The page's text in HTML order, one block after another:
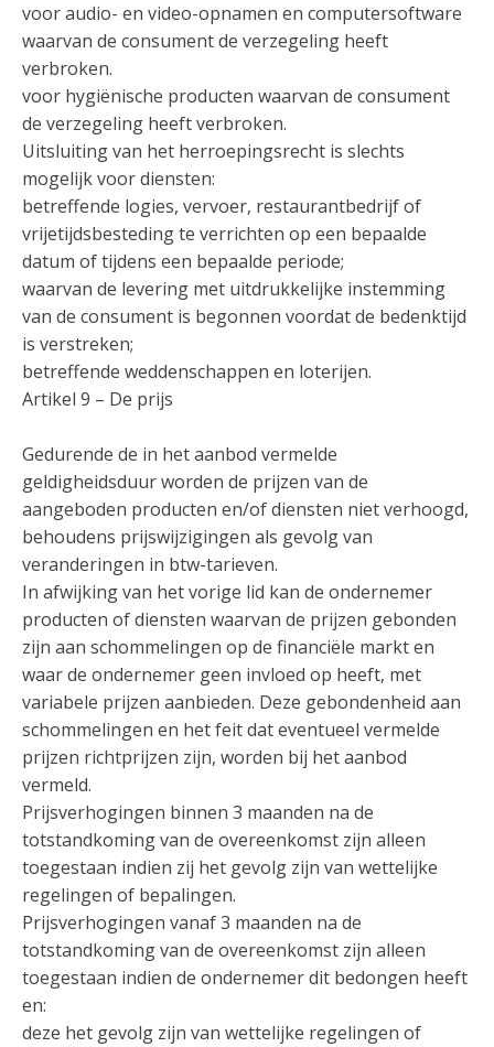
voor audio- en video-opnamen en computersoftware
waarvan de consument de verzegeling heeft
verbroken.
voor hygiënische producten waarvan de consument
de verzegeling heeft verbroken.
Uitsluiting van het herroepingsrecht is slechts
mogelijk voor diensten:
betreffende logies, vervoer, restaurantbedrijf of
vrijetijdsbesteding te verrichten op een bepaalde
datum of tijdens een bepaalde periode;
waarvan de levering met uitdrukkelijke instemming
van de consument is begonnen voordat de bedenktijd
is verstreken;
betreffende weddenschappen en loterijen.
Artikel 9 – De prijs
Gedurende de in het aanbod vermelde
geldigheidsduur worden de prijzen van de
aangeboden producten en/of diensten niet verhoogd,
behoudens prijswijzigingen als gevolg van
veranderingen in btw-tarieven.
In afwijking van het vorige lid kan de ondernemer
producten of diensten waarvan de prijzen gebonden
zijn aan schommelingen op de financiële markt en
waar de ondernemer geen invloed op heeft, met
variabele prijzen aanbieden. Deze gebondenheid aan
schommelingen en het feit dat eventueel vermelde
prijzen richtprijzen zijn, worden bij het aanbod
vermeld.
Prijsverhogingen binnen 3 maanden na de
totstandkoming van de overeenkomst zijn alleen
toegestaan indien zij het gevolg zijn van wettelijke
regelingen of bepalingen.
Prijsverhogingen vanaf 3 maanden na de
totstandkoming van de overeenkomst zijn alleen
toegestaan indien de ondernemer dit bedongen heeft
en:
deze het gevolg zijn van wettelijke regelingen of